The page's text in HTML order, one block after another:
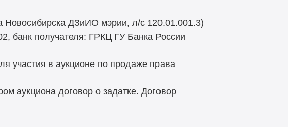
Новосибирска ДЗиИО мэрии, л/с 120.01.001.3)
банк получателя: ГРКЦ ГУ Банка России
участия в аукционе по продаже права
аукциона договор о задатке. Договор